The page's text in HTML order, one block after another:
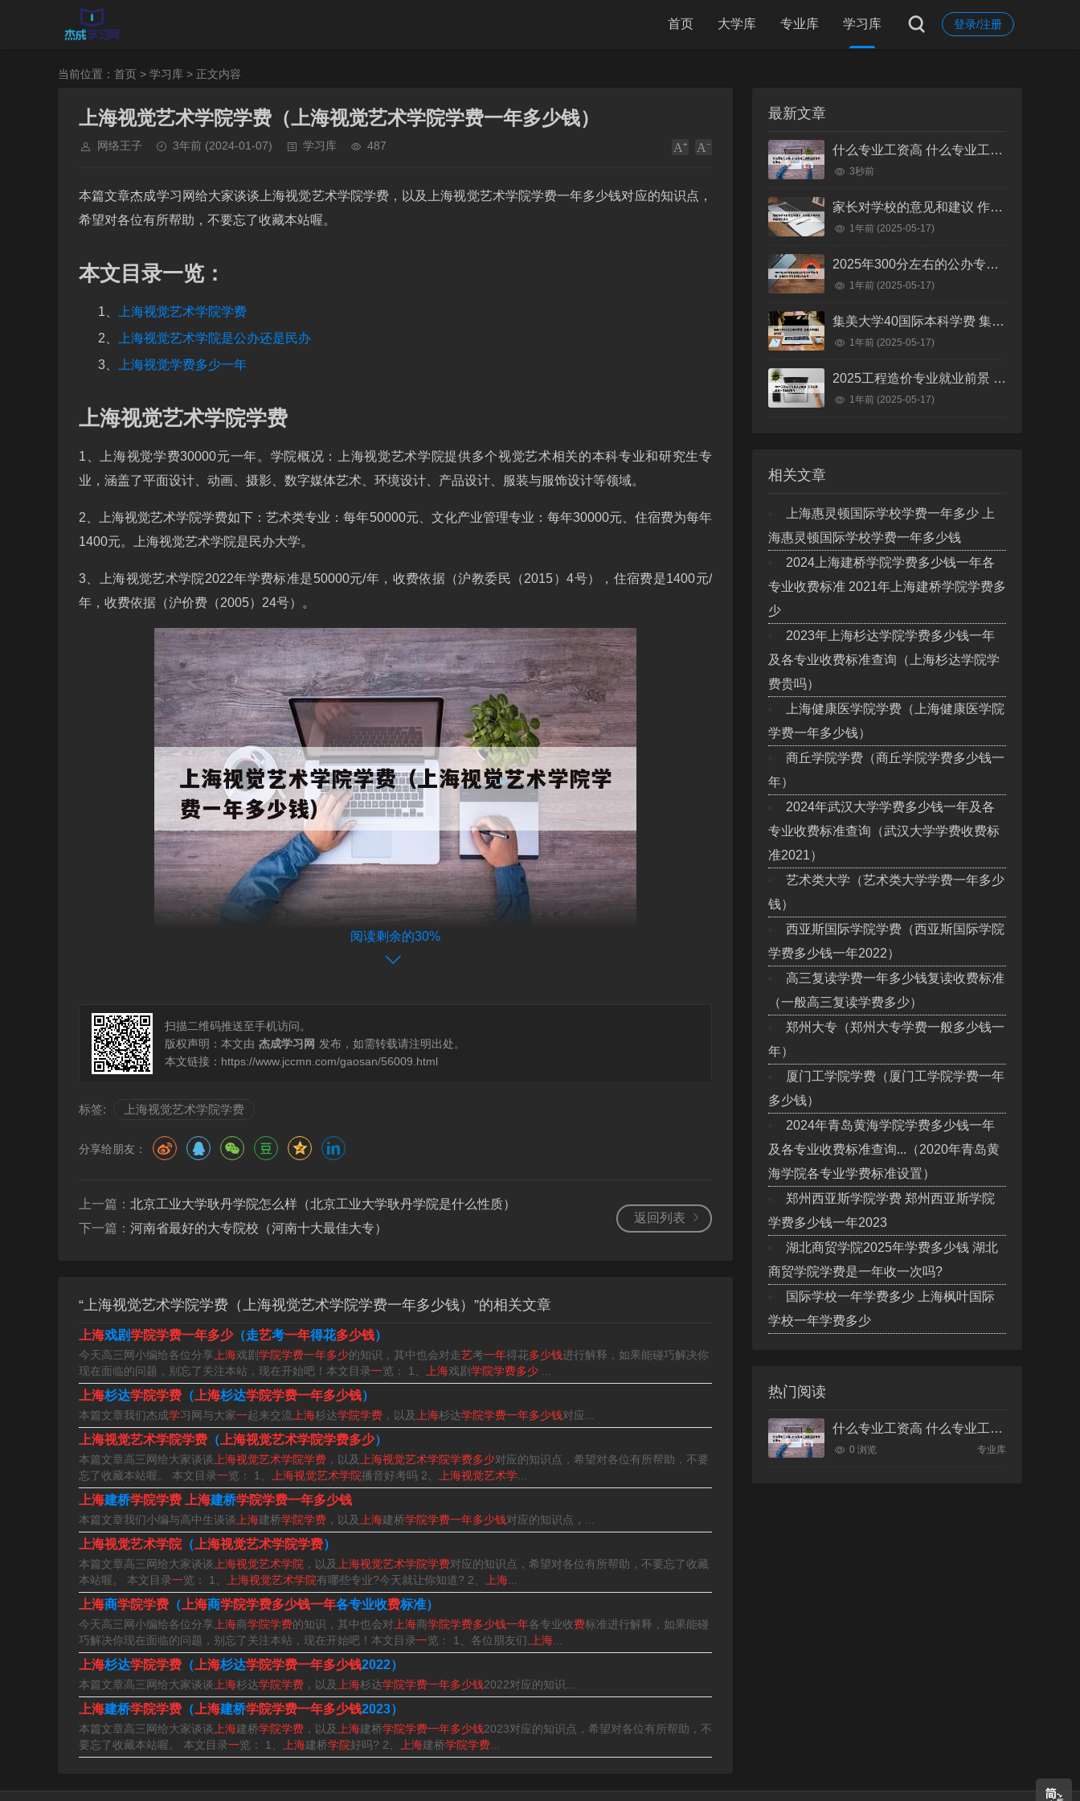
登录/注册
首页 大学库 专业库 学习库
当前位置： 首页 > 学习库 > 正文内容
上海视觉艺术学院学费（上海视觉艺术学院学费一年多少钱）
网络王子 3年前 (2024-01-07) 学习库 487
本篇文章杰成学习网给大家谈谈上海视觉艺术学院学费，以及上海视觉艺术学院学费一年多少钱对应的知识点，
希望对各位有所帮助，不要忘了收藏本站喔。
本文目录一览：
1、
上海视觉艺术学院学费
2、
上海视觉艺术学院是公办还是民办
3、
上海视觉学费多少一年
上海视觉艺术学院学费
1、上海视觉学费30000元一年。学院概况：上海视觉艺术学院提供多个视觉艺术相关的本科专业和研究生专
业，涵盖了平面设计、动画、摄影、数字媒体艺术、环境设计、产品设计、服装与服饰设计等领域。
2、上海视觉艺术学院学费如下：艺术类专业：每年50000元、文化产业管理专业：每年30000元、住宿费为每年
1400元。上海视觉艺术学院是民办大学。
3、上海视觉艺术学院2022年学费标准是50000元/年，收费依据（沪教委民（2015）4号），住宿费是1400元/
年，收费依据（沪价费（2005）24号）。
上海视觉艺术学院是公办还是民办
上海视觉艺术学院是一所民办大学，现阶段随着国家对民办大学政策上的扶持，民办大学在在教育资源上和教学
质量上也有很大的提升。
该学校是民办。据大学生必备网得知，上海视觉艺术学院是一所民办高校，创办于2005年9月，位于上海市。这
术学院。
根据上海视觉艺术学院官网显示，2023年学院的学费标准为艺术类专业学费每生每年50000元，文化产业管理专
业学费每生每年30000元，住宿费为每生每年1400元。
上海视觉艺术学院学费如下：艺术类专业：每年50000元、文化产业管理专业：每年30000元、住宿费为每年14
00元。上海视觉艺术学院是民办大学。
上海视觉艺术学院2022年学费标准是50000元/年，收费依据（沪教委民（2015）4号），住宿费是1400元/年，
收费依据（沪价费（2005）24号）。
上海视觉艺术学院2022年学费标准是50000元/年，住宿费是1400元/年。当然了，这只是一个大概的学费，具体
的情况还要看专业、年级等因素。
杰成学习网收集整理的上海视觉艺术学院学费的介绍就聊到这里吧，感谢你花时间阅读本站内容，更多关于上海
视觉艺术学院学费一年多少钱、上海视觉艺术学院学费的信息别忘了在本站进行查找喔。
阅读剩余的30%
扫描二维码推送至手机访问。
版权声明：本文由 杰成学习网 发布，如需转载请注明出处。
本文链接： https://www.jccmn.com/gaosan/56009.html
标签: 上海视觉艺术学院学费
分享给朋友：
返回列表
上一篇： 北京工业大学耿丹学院怎么样（北京工业大学耿丹学院是什么性质）
下一篇： 河南省最好的大专院校（河南十大最佳大专）
“上海视觉艺术学院学费（上海视觉艺术学院学费一年多少钱）”的相关文章
上海戏剧学院学费一年多少（走艺考一年得花多少钱）
今天高三网小编给各位分享 上海戏剧学院学费一年多少的知识，其中也会对走艺考一年得花多少钱进行解释，如果能碰巧解决你
现在面临的问题，别忘了关注本站，现在开始吧！本文目录一览： 1、 上海戏剧学院学费多少
上海杉达学院学费 （ 上海杉达学院学费一年多少钱）
本篇文章我们杰成学习网与大家一起来交流 上海杉达学院学费 ，以及 上海杉达学院学费一年多少钱对应...
上海视觉艺术学院学费 （ 上海视觉艺术学院学费多少）
本篇文章高三网给大家谈谈 上海视觉艺术学院学费 ，以及 上海视觉艺术学院学费多少对应的知识点，希望对各位有所帮助，不要
忘了收藏本站喔。 本文目录一览： 1、 上海视觉艺术学院播音好考吗 2、 上海视觉艺术学
上海建桥学院学费 上海建桥学院学费一年多少钱
本篇文章我们小编与高中生谈谈 上海建桥学院学费 ，以及 上海建桥学院学费一年多少钱对应的知识点，...
上海视觉艺术学院（ 上海视觉艺术学院学费）
本篇文章高三网给大家谈谈 上海视觉艺术学院 ，以及 上海视觉艺术学院学费对应的知识点，希望对各位有所帮助，不要忘了收藏
本站喔。 本文目录一览： 1、 上海视觉艺术学院有哪些专业?今天就让你知道? 2、 上海
上海商学院学费 （ 上海商学院学费多少钱一年各专业收费标准）
今天高三网小编给各位分享 上海商学院学费的知识，其中也会对 上海商学院学费多少钱一年各专业收费标准进行解释，如果能碰
巧解决你现在面临的问题，别忘了关注本站，现在开始吧！本文目录一览： 1、各位朋友们, 上海
上海杉达学院学费 （ 上海杉达学院学费一年多少钱2022）
本篇文章高三网给大家谈谈 上海杉达学院学费 ，以及 上海杉达学院学费一年多少钱2022对应的知识...
上海建桥学院学费 （ 上海建桥学院学费一年多少钱2023）
本篇文章高三网给大家谈谈 上海建桥学院学费 ，以及 上海建桥学院学费一年多少钱2023对应的知识点，希望对各位有所帮助，不
要忘了收藏本站喔。 本文目录一览： 1、 上海建桥学院好吗? 2、 上海建桥学院学费
最新文章
什么专业工资高 什么专业工资高且适合物化生女
3秒前
家长对学校的意见和建议 作为家长对学校的意见和建议
1年前 (2025-05-17)
2025年300分左右的公办专科大学有哪些 全国300分左右的公办大专
1年前 (2025-05-17)
集美大学40国际本科学费 集美大学国际本科班
1年前 (2025-05-17)
2025工程造价专业就业前景 工程造价未来十年就业前景
1年前 (2025-05-17)
相关文章
上海惠灵顿国际学校学费一年多少 上
海惠灵顿国际学校学费一年多少钱
2024上海建桥学院学费多少钱一年各
专业收费标准 2021年上海建桥学院学费多
少
2023年上海杉达学院学费多少钱一年
及各专业收费标准查询（上海杉达学院学
费贵吗）
上海健康医学院学费（上海健康医学院
学费一年多少钱）
商丘学院学费（商丘学院学费多少钱一
年）
2024年武汉大学学费多少钱一年及各
专业收费标准查询（武汉大学学费收费标
准2021）
艺术类大学（艺术类大学学费一年多少
钱）
西亚斯国际学院学费（西亚斯国际学院
学费多少钱一年2022）
高三复读学费一年多少钱复读收费标准
（一般高三复读学费多少）
郑州大专（郑州大专学费一般多少钱一
年）
厦门工学院学费（厦门工学院学费一年
多少钱）
2024年青岛黄海学院学费多少钱一年
及各专业收费标准查询...（2020年青岛黄
海学院各专业学费标准设置）
郑州西亚斯学院学费 郑州西亚斯学院
学费多少钱一年2023
湖北商贸学院2025年学费多少钱 湖北
商贸学院学费是一年收一次吗?
国际学校一年学费多少 上海枫叶国际
学校一年学费多少
热门阅读
什么专业工资高 什么专业工资高且适合物化生女
0 浏览 专业库